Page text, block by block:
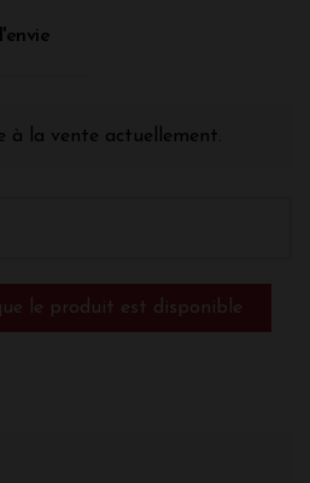
à la vente actuellement.
le produit est disponible